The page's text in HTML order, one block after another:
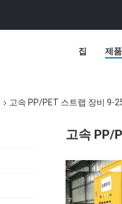
집 제품
고속 PP/PET 스트랩 장비 9-
고속 PP/